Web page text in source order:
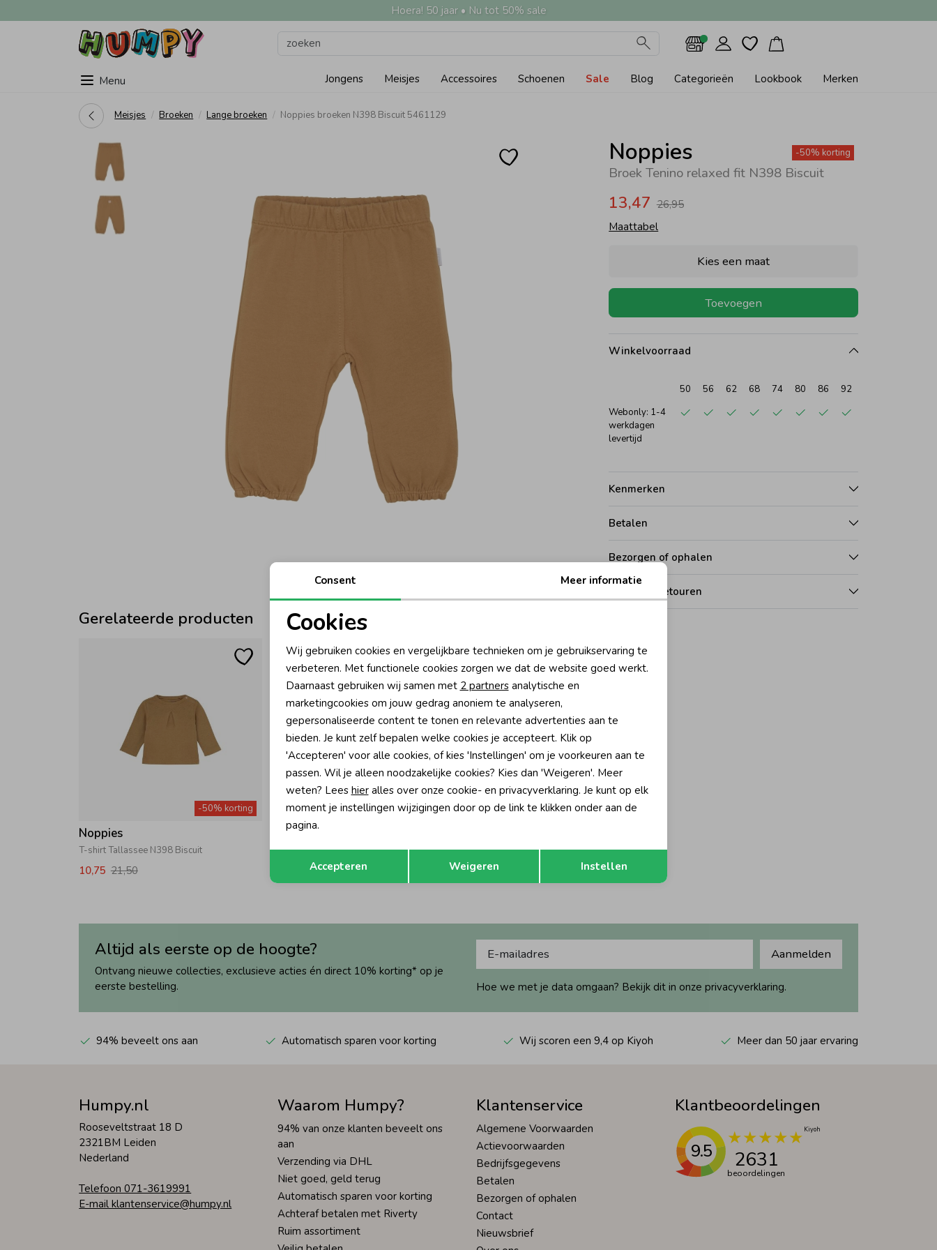
Hoera! 50 jaar • Nu tot 50% sale
Menu Jongens Meisjes Accessoires Schoenen Sale Blog Categorieën Lookbook Merken
Meisjes Broeken Lange broeken Noppies broeken N398 Biscuit 5461129
Noppies
Broek Tenino relaxed fit N398 Biscuit
-50% korting
13,47 26,95
Maattabel
Kies een maat
Toevoegen
Winkelvoorraad
50 56 62 68 74 80 86
92
Webonly: 1-4
werkdagen
levertijd
Kenmerken
Betalen
Bezorgen of ophalen
Ruilen en retouren
Gerelateerde producten
-50% korting
Noppies
T-shirt Tallassee N398 Biscuit
10,75 21,50
Altijd als eerste op de hoogte?
Ontvang nieuwe collecties, exclusieve acties én direct 10% korting* op je
eerste bestelling.
Aanmelden
Hoe we met je data omgaan? Bekijk dit in onze privacyverklaring.
94% beveelt ons aan Automatisch sparen voor korting Wij scoren een 9,4 op Kiyoh Meer dan 50 jaar ervaring
Humpy.nl
Rooseveltstraat 18 D
2321BM Leiden
Nederland
Telefoon 071-3619991
E-mail klantenservice@humpy.nl
Waarom Humpy?
94% van onze klanten beveelt ons
aan
Verzending via DHL
Niet goed, geld terug
Automatisch sparen voor korting
Achteraf betalen met Riverty
Ruim assortiment
Klantenservice
Algemene Voorwaarden
Actievoorwaarden
Bedrijfsgegevens
Betalen
Bezorgen of ophalen
Contact
Nieuwsbrief
Klantbeoordelingen
9.5 2631
beoordelingen
Noodzakelijke cookies
Analytische cookies Marketing cookies
Opslaan
Consent Meer informatie
Cookies
Wij gebruiken cookies en vergelijkbare technieken om je gebruikservaring te
verbeteren. Met functionele cookies zorgen we dat de website goed werkt.
Daarnaast gebruiken wij samen met 2 partnersanalytische en
marketingcookies om jouw gedrag anoniem te analyseren,
gepersonaliseerde content te tonen en relevante advertenties aan te
bieden. Je kunt zelf bepalen welke cookies je accepteert. Klik op
'Accepteren' voor alle cookies, of kies 'Instellingen' om je voorkeuren aan te
passen. Wil je alleen noodzakelijke cookies? Kies dan 'Weigeren'. Meer
weten? Lees hieralles over onze cookie- en privacyverklaring. Je kunt op elk
moment je instellingen wijzigingen door op de link te klikken onder aan de
pagina.
Accepteren Weigeren Instellen